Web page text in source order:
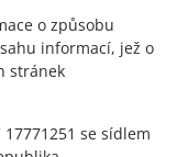
o způsobu
informací, jež o
stránek
se sídlem